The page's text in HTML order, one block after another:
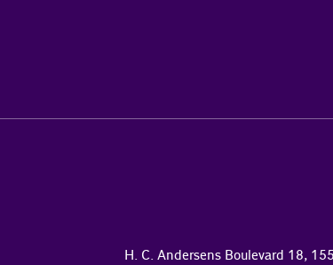
H. C. Andersens Boulevard 18,